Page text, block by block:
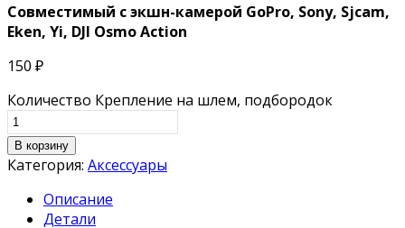
Совместимый с экшн-камерой GoPro, Sony, Sjcam,
Eken, Yi, DJI Osmo Action
150 ₽
Количество Крепление на шлем, подбородок
В корзину
Категория: Аксессуары
Описание
Детали